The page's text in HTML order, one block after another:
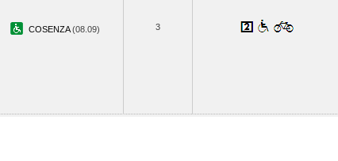
COSENZA(08.09) 3